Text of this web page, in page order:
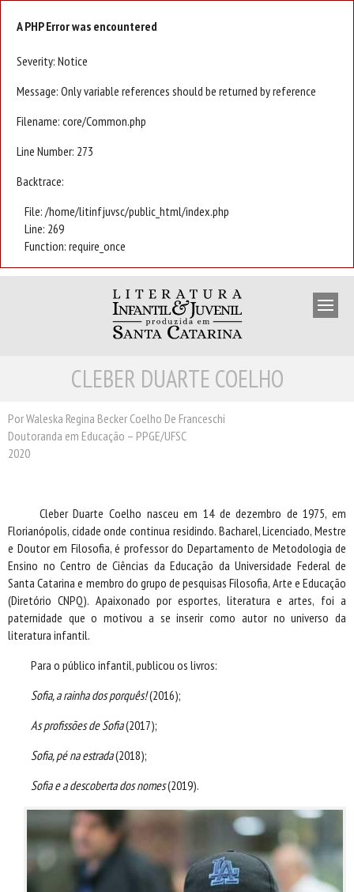
A PHP Error was encountered
Severity: Notice
Message: Only variable references should be returned by reference
Filename: core/Common.php
Line Number: 273
Backtrace:
File: /home/litinfjuvsc/public_html/index.php
Line: 269
Function: require_once
ESCRITORES
TRADUTORES
PRÓXIMAS EDIÇÕES
CLEBER DUARTE COELHO
Por Waleska Regina Becker Coelho De Franceschi
Doutoranda em Educação – PPGE/UFSC
2020
Cleber Duarte Coelho nasceu em 14 de dezembro de 1975, em
Florianópolis, cidade onde continua residindo. Bacharel, Licenciado, Mestre
e Doutor em Filosofia, é professordo Departamento de Metodologia de
Ensino no Centro de Ciências da Educação da Universidade Federal de
Santa Catarina e membro do grupo de pesquisas Filosofia, Arte e Educação
(Diretório CNPQ). Apaixonado por esportes, literatura e artes, foi a
paternidade que o motivou a se inserir como autor no universo da
literatura infantil.
Para o público infantil, publicou os livros:
Sofia, a rainha dos porquês!(2016);
As profissões de Sofia(2017);
Sofia, pé na estrada(2018);
Sofia e a descoberta dos nomes(2019).